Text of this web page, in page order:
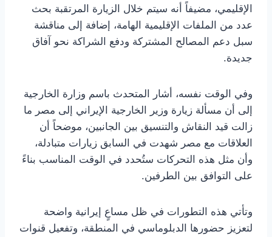
الإقليمي، مضيفاً أنه سيتم خلال الزيارة المرتقبة بحث
عدد من الملفات الإقليمية الهامة، إضافة إلى مناقشة
سبل دعم المصالح المشتركة ودفع الشراكة نحو آفاق
جديدة.
وفي الوقت نفسه، أشار المتحدث باسم وزارة الخارجية
إلى أن مسألة زيارة وزير الخارجية الإيراني إلى مصر ما
زالت قيد النقاش والتنسيق بين الجانبين، موضحاً أن
العلاقات مع مصر شهدت في السابق زيارات متبادلة،
وأن مثل هذه التحركات ستُحدد في الوقت المناسب بناءً
على التوافق بين الطرفين.
وتأتي هذه التطورات في ظل مساعٍ إيرانية واضحة
لتعزيز حضورها الدبلوماسي في المنطقة، وتفعيل قنوات